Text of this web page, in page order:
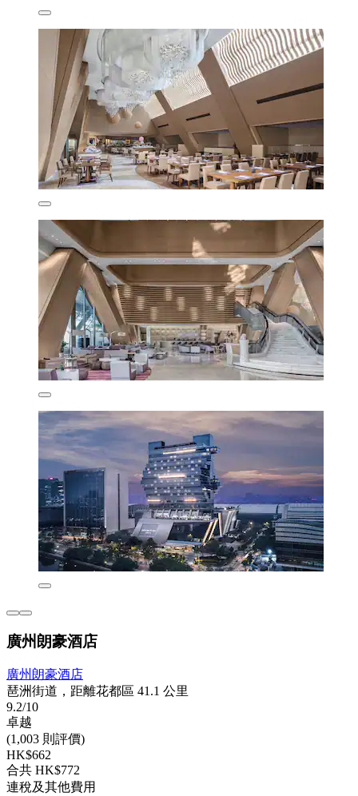
廣州朗豪酒店
廣州朗豪酒店
琶洲街道，距離花都區 41.1 公里
9.2/10
卓越
(1,003 則評價)
HK$662
合共 HK$772
連稅及其他費用